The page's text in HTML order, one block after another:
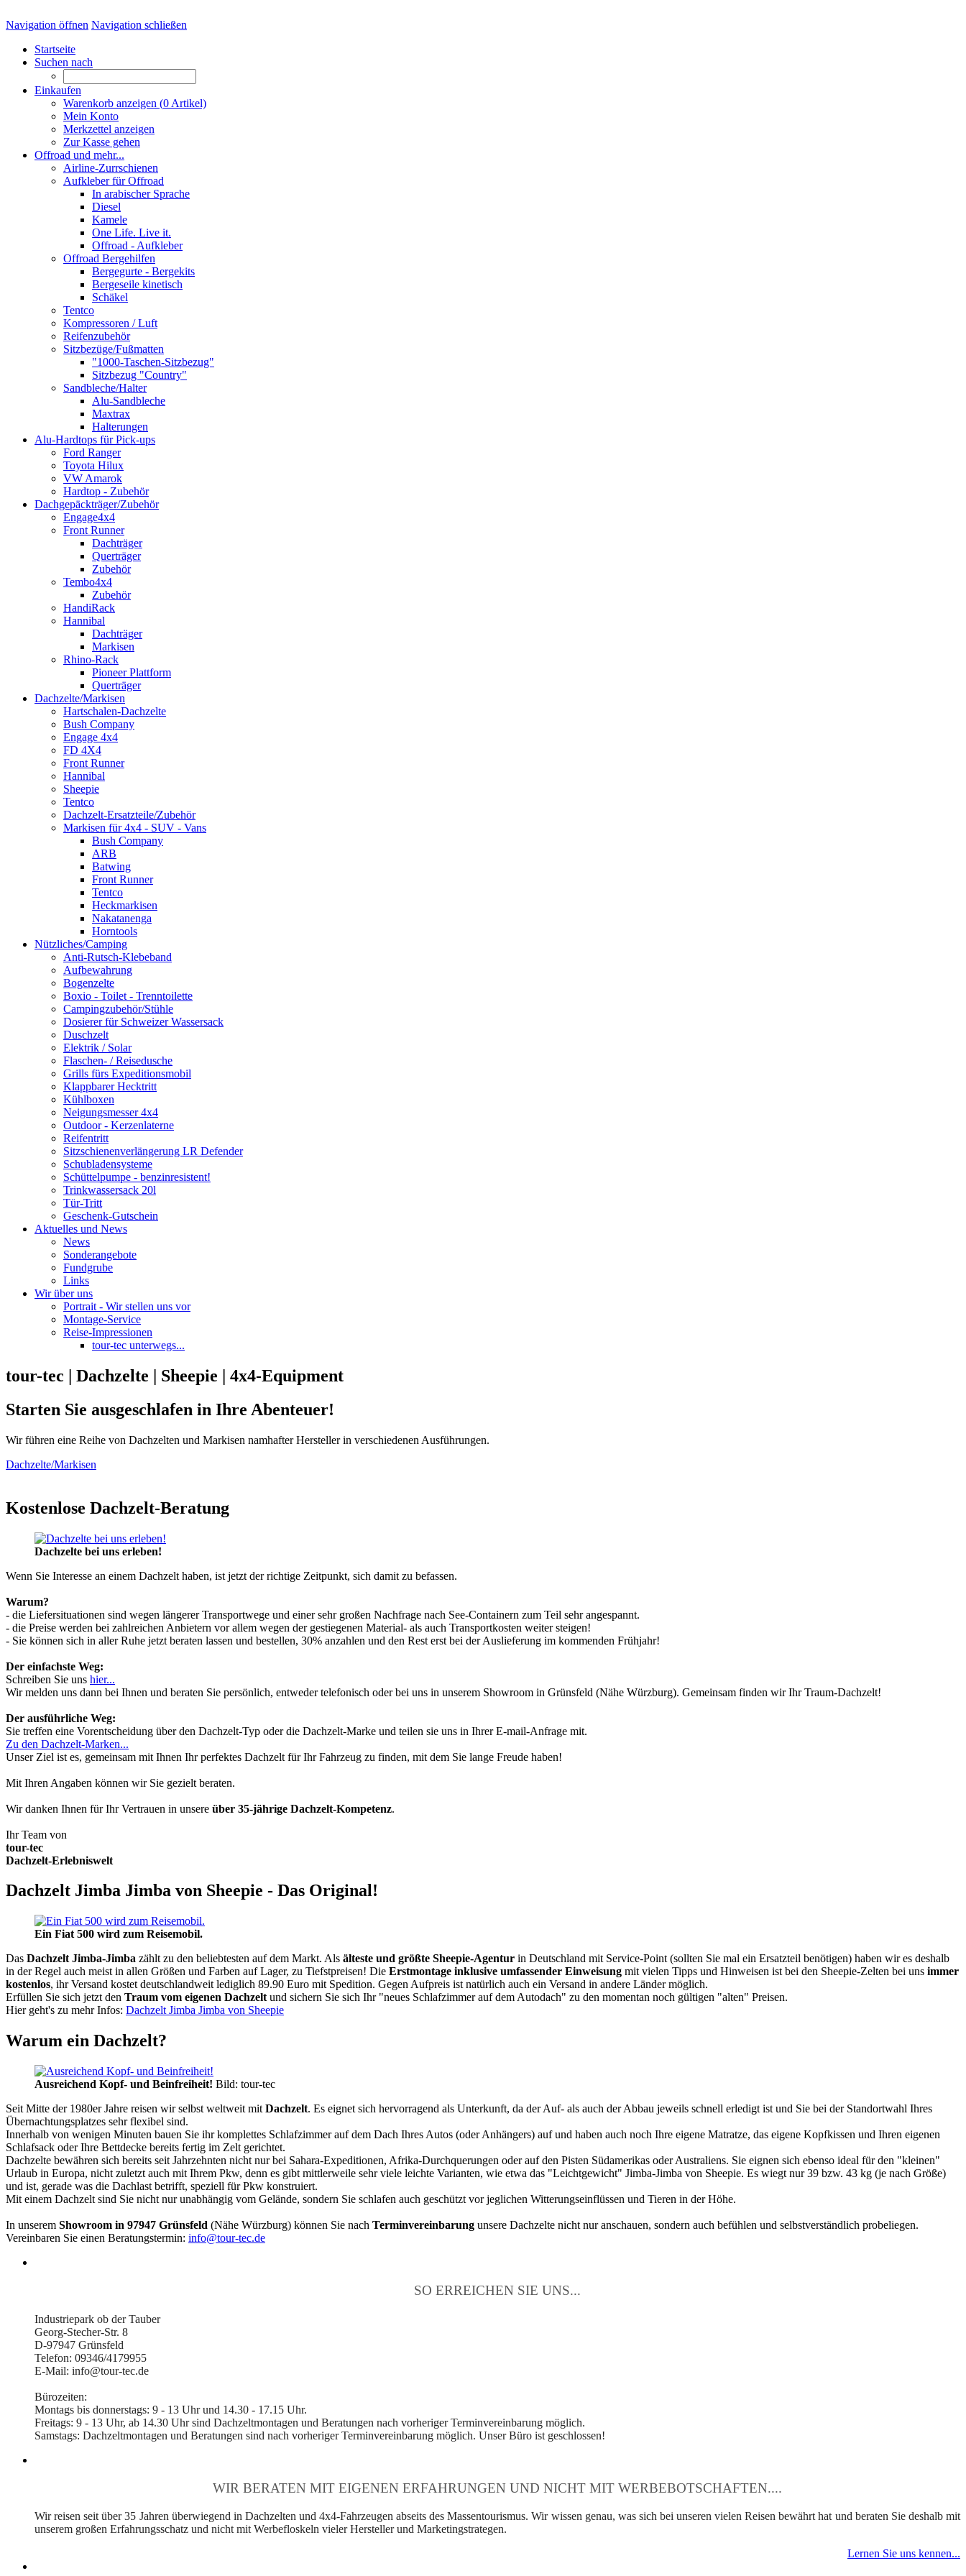
Navigation öffnen Navigation schließen
Startseite
Suchen nach
Einkaufen
Warenkorb anzeigen (0 Artikel)
Mein Konto
Merkzettel anzeigen
Zur Kasse gehen
Offroad und mehr...
Airline-Zurrschienen
Aufkleber für Offroad
In arabischer Sprache
Diesel
Kamele
One Life. Live it.
Offroad - Aufkleber
Offroad Bergehilfen
Bergegurte - Bergekits
Bergeseile kinetisch
Schäkel
Tentco
Kompressoren / Luft
Reifenzubehör
Sitzbezüge/Fußmatten
"1000-Taschen-Sitzbezug"
Sitzbezug "Country"
Sandbleche/Halter
Alu-Sandbleche
Maxtrax
Halterungen
Alu-Hardtops für Pick-ups
Ford Ranger
Toyota Hilux
VW Amarok
Hardtop - Zubehör
Dachgepäckträger/Zubehör
Engage4x4
Front Runner
Dachträger
Querträger
Zubehör
Tembo4x4
Zubehör
HandiRack
Hannibal
Dachträger
Markisen
Rhino-Rack
Pioneer Plattform
Querträger
Dachzelte/Markisen
Hartschalen-Dachzelte
Bush Company
Engage 4x4
FD 4X4
Front Runner
Hannibal
Sheepie
Tentco
Dachzelt-Ersatzteile/Zubehör
Markisen für 4x4 - SUV - Vans
Bush Company
ARB
Batwing
Front Runner
Tentco
Heckmarkisen
Nakatanenga
Horntools
Nützliches/Camping
Anti-Rutsch-Klebeband
Aufbewahrung
Bogenzelte
Boxio - Toilet - Trenntoilette
Campingzubehör/Stühle
Dosierer für Schweizer Wassersack
Duschzelt
Elektrik / Solar
Flaschen- / Reisedusche
Grills fürs Expeditionsmobil
Klappbarer Hecktritt
Kühlboxen
Neigungsmesser 4x4
Outdoor - Kerzenlaterne
Reifentritt
Sitzschienenverlängerung LR Defender
Schubladensysteme
Schüttelpumpe - benzinresistent!
Trinkwassersack 20l
Tür-Tritt
Geschenk-Gutschein
Aktuelles und News
News
Sonderangebote
Fundgrube
Links
Wir über uns
Portrait - Wir stellen uns vor
Montage-Service
Reise-Impressionen
tour-tec unterwegs...
tour-tec | Dachzelte | Sheepie | 4x4-Equipment
Starten Sie ausgeschlafen in Ihre Abenteuer!
Wir führen eine Reihe von Dachzelten und Markisen namhafter Hersteller in verschiedenen Ausführungen.
Dachzelte/Markisen
Kostenlose Dachzelt-Beratung
Dachzelte bei uns erleben!
Wenn Sie Interesse an einem Dachzelt haben, ist jetzt der richtige Zeitpunkt, sich damit zu befassen.
Warum?
- die Liefersituationen sind wegen längerer Transportwege und einer sehr großen Nachfrage nach See-Containern zum Teil sehr angespannt.
- die Preise werden bei zahlreichen Anbietern vor allem wegen der gestiegenen Material- als auch Transportkosten weiter steigen!
- Sie können sich in aller Ruhe jetzt beraten lassen und bestellen, 30% anzahlen und den Rest erst bei der Auslieferung im kommenden Frühjahr!
Der einfachste Weg:
Schreiben Sie uns hier...
Wir melden uns dann bei Ihnen und beraten Sie persönlich, entweder telefonisch oder bei uns in unserem Showroom in Grünsfeld (Nähe Würzburg). Gemeinsam finden wir Ihr Traum-Dachzelt!
Der ausführliche Weg:
Sie treffen eine Vorentscheidung über den Dachzelt-Typ oder die Dachzelt-Marke und teilen sie uns in Ihrer E-mail-Anfrage mit.
Zu den Dachzelt-Marken...
Unser Ziel ist es, gemeinsam mit Ihnen Ihr perfektes Dachzelt für Ihr Fahrzeug zu finden, mit dem Sie lange Freude haben!
Mit Ihren Angaben können wir Sie gezielt beraten.
Wir danken Ihnen für Ihr Vertrauen in unsere über 35-jährige Dachzelt-Kompetenz.
Ihr Team von
tour-tec
Dachzelt-Erlebniswelt
Dachzelt Jimba Jimba von Sheepie - Das Original!
Ein Fiat 500 wird zum Reisemobil.
Das Dachzelt Jimba-Jimba zählt zu den beliebtesten auf dem Markt. Als älteste und größte Sheepie-Agentur in Deutschland mit Service-Point (sollten Sie mal ein Ersatzteil benötigen) haben wir es deshalb
in der Regel auch meist in allen Größen und Farben auf Lager, zu Tiefstpreisen! Die Erstmontage inklusive umfassender Einweisung mit vielen Tipps und Hinweisen ist bei den Sheepie-Zelten bei uns immer
kostenlos, ihr Versand kostet deutschlandweit lediglich 89.90 Euro mit Spedition. Gegen Aufpreis ist natürlich auch ein Versand in andere Länder möglich.
Erfüllen Sie sich jetzt den Traum vom eigenen Dachzelt und sichern Sie sich Ihr "neues Schlafzimmer auf dem Autodach" zu den momentan noch gültigen "alten" Preisen.
Hier geht's zu mehr Infos: Dachzelt Jimba Jimba von Sheepie
Warum ein Dachzelt?
Ausreichend Kopf- und Beinfreiheit! Bild: tour-tec
Seit Mitte der 1980er Jahre reisen wir selbst weltweit mit Dachzelt. Es eignet sich hervorragend als Unterkunft, da der Auf- als auch der Abbau jeweils schnell erledigt ist und Sie bei der Standortwahl Ihres
Übernachtungsplatzes sehr flexibel sind.
Innerhalb von wenigen Minuten bauen Sie ihr komplettes Schlafzimmer auf dem Dach Ihres Autos (oder Anhängers) auf und haben auch noch Ihre eigene Matratze, das eigene Kopfkissen und Ihren eigenen
Schlafsack oder Ihre Bettdecke bereits fertig im Zelt gerichtet.
Dachzelte bewähren sich bereits seit Jahrzehnten nicht nur bei Sahara-Expeditionen, Afrika-Durchquerungen oder auf den Pisten Südamerikas oder Australiens. Sie eignen sich ebenso ideal für den "kleinen"
Urlaub in Europa, nicht zuletzt auch mit Ihrem Pkw, denn es gibt mittlerweile sehr viele leichte Varianten, wie etwa das "Leichtgewicht" Jimba-Jimba von Sheepie. Es wiegt nur 39 bzw. 43 kg (je nach Größe)
und ist, gerade was die Dachlast betrifft, speziell für Pkw konstruiert.
Mit einem Dachzelt sind Sie nicht nur unabhängig vom Gelände, sondern Sie schlafen auch geschützt vor jeglichen Witterungseinflüssen und Tieren in der Höhe.
In unserem Showroom in 97947 Grünsfeld (Nähe Würzburg) können Sie nach Terminvereinbarung unsere Dachzelte nicht nur anschauen, sondern auch befühlen und selbstverständlich probeliegen.
Vereinbaren Sie einen Beratungstermin: info@tour-tec.de
SO ERREICHEN SIE UNS...
Industriepark ob der Tauber
Georg-Stecher-Str. 8
D-97947 Grünsfeld
Telefon: 09346/4179955
E-Mail: info@tour-tec.de
Bürozeiten:
Montags bis donnerstags: 9 - 13 Uhr und 14.30 - 17.15 Uhr.
Freitags: 9 - 13 Uhr, ab 14.30 Uhr sind Dachzeltmontagen und Beratungen nach vorheriger Terminvereinbarung möglich.
Samstags: Dachzeltmontagen und Beratungen sind nach vorheriger Terminvereinbarung möglich. Unser Büro ist geschlossen!
WIR BERATEN MIT EIGENEN ERFAHRUNGEN UND NICHT MIT WERBEBOTSCHAFTEN....
Wir reisen seit über 35 Jahren überwiegend in Dachzelten und 4x4-Fahrzeugen abseits des Massentourismus. Wir wissen genau, was sich bei unseren vielen Reisen bewährt hat und beraten Sie deshalb mit
unserem großen Erfahrungsschatz und nicht mit Werbefloskeln vieler Hersteller und Marketingstrategen.
Lernen Sie uns kennen...